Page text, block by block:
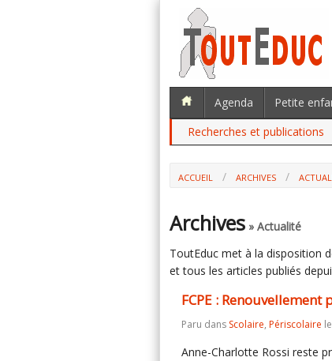
Agenda Petite
Recherches et publications
ACCUEIL ARCHIVES
Archives » Actualité
ToutEduc met à la disposition
et tous les articles publiés
FCPE :
Paru dans Scolaire, Périscolaire
Anne-Charlotte Rossi reste